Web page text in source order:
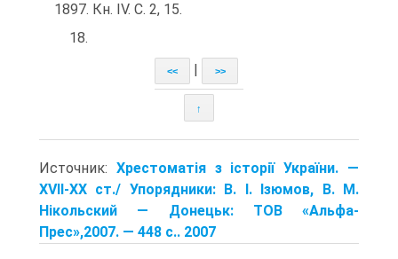
1897. Кн. IV. С. 2, 15.
18.
<< >>
↑
Источник: Хрестоматія з історії України. —
XVII-XX ст./ Упорядники: В. І. Ізюмов, В. М.
Нікольский — Донецьк: TOB «Альфа-
Прес»,2007. — 448 с.. 2007